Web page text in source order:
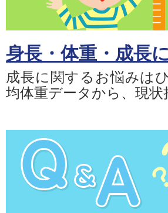
身長・体重・成長
成長に関するお悩みは
均体重データから、現